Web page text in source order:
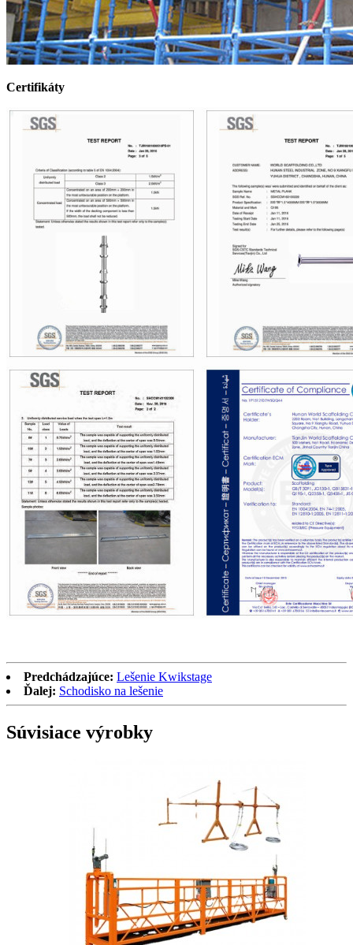
Certifikáty
Predchádzajúce: Lešenie Kwikstage
Ďalej: Schodisko na lešenie
Súvisiace výrobky